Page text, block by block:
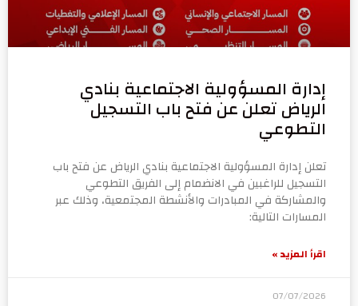
إدارة المسؤولية الاجتماعية بنادي
الرياض تعلن عن فتح باب التسجيل
التطوعي
تعلن إدارة المسؤولية الاجتماعية بنادي الرياض عن فتح باب
التسجيل للراغبين في الانضمام إلى الفريق التطوعي
والمشاركة في المبادرات والأنشطة المجتمعية، وذلك عبر
المسارات التالية:
اقرأ المزيد »
07/07/2026